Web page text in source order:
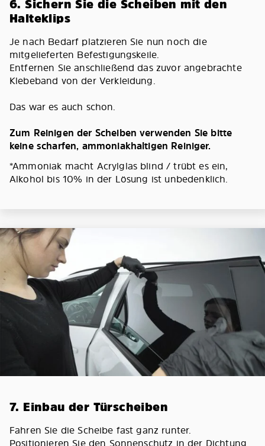
6. Sichern Sie die Scheiben mit den
Halteklips
Je nach Bedarf platzieren Sie nun noch die
mitgelieferten Befestigungskeile.
Entfernen Sie anschließend das zuvor angebrachte
Klebeband von der Verkleidung.
Das war es auch schon.
Zum Reinigen der Scheiben verwenden Sie bitte
keine scharfen, ammoniakhaltigen Reiniger.
*Ammoniak macht Acrylglas blind / trübt es ein,
Alkohol bis 10% in der Lösung ist unbedenklich.
7. Einbau der Türscheiben
Fahren Sie die Scheibe fast ganz runter.
Positionieren Sie den Sonnenschutz in der Dichtung